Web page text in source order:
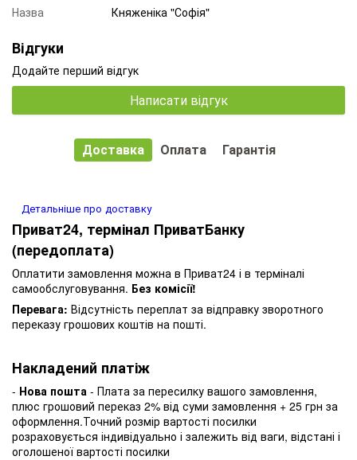
Назва Княженіка "Софія"
Відгуки
Додайте перший відгук
Написати відгук
Доставка Оплата Гарантія
Детальніше про доставку
Приват24, термінал ПриватБанку
(передоплата)
Оплатити замовлення можна в Приват24 і в терміналі
самообслуговування. Без комісії!
Перевага: Відсутність переплат за відправку зворотного
переказу грошових коштів на пошті.
Накладений платіж
- Нова пошта - Плата за пересилку вашого замовлення,
плюс грошовий переказ 2% від суми замовлення + 25 грн за
оформлення.Точний розмір вартості посилки
розраховується індивідуально і залежить від ваги, відстані і
оголошеної вартості посилки